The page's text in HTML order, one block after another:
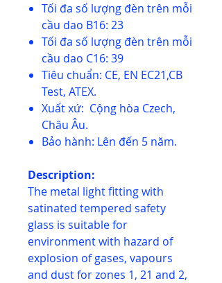
Tối đa số lượng đèn trên mỗi
cầu dao B16: 23
Tối đa số lượng đèn trên mỗi
cầu dao C16: 39
Tiêu chuẩn: CE, EN EC21,CB
Test, ATEX.
Xuất xứ: Cộng hòa Czech,
Châu Âu.
Bảo hành: Lên đến 5 năm.
Description:
The metal light fitting with
satinated tempered safety
glass is suitable for
environment with hazard of
explosion of gases, vapours
and dust for zones 1, 21 and 2,